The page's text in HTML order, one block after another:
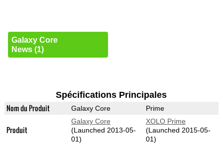
Galaxy Core
News (1)
Spécifications Principales
Nom du Produit Galaxy Core Prime
Produit
Galaxy Core
(Launched 2013-05-
01)
XOLO Prime
(Launched 2015-05-
01)